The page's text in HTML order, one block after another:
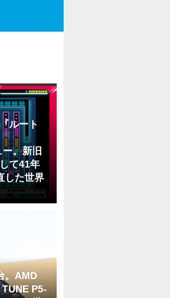
ルート
ー。新旧
て41年
した世界
。AMD
P5-